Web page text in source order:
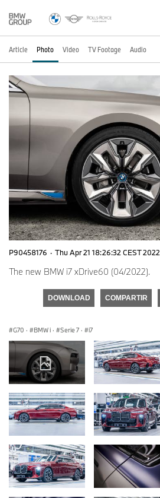
Article Photo Video TV Footage Audio
P90458176 · Thu Apr 21 18:26:32 CEST 2022
The new BMW i7 xDrive60 (04/2022).
DOWNLOAD COMPARTIR
G70 · BMW i · Serie 7 · i7